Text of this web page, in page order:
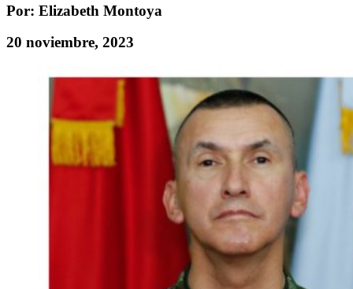
Por: Elizabeth Montoya
20 noviembre, 2023